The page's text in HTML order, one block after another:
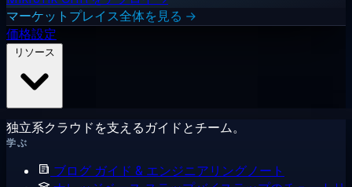
マーケットプレイス全体を見る →
価格設定
独立系クラウドを支えるガイドとチーム。
学ぶ
ブログ ガイド & エンジニアリングノート